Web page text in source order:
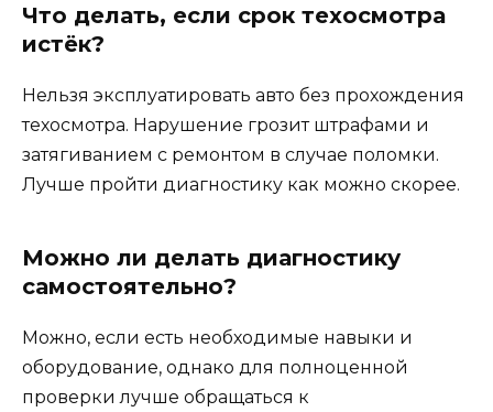
Что делать, если срок техосмотра
истёк?
Нельзя эксплуатировать авто без прохождения
техосмотра. Нарушение грозит штрафами и
затягиванием с ремонтом в случае поломки.
Лучше пройти диагностику как можно скорее.
Можно ли делать диагностику
самостоятельно?
Можно, если есть необходимые навыки и
оборудование, однако для полноценной
проверки лучше обращаться к